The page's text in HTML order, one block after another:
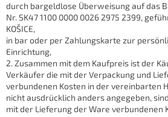
durch bargeldlose Überweisung auf das
Nr. SK47 1100 0000 0026 2975 2399,
KOŠICE,
in bar oder per Zahlungskarte zur
Einrichtung,
2. Zusammen mit dem Kaufpreis ist der
Verkäufer die mit der Verpackung und
verbundenen Kosten in der vereinbarten
nicht ausdrücklich anders angegeben,
mit der Lieferung der Ware verbundenen